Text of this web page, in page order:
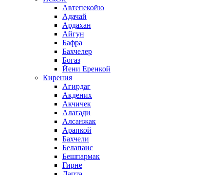
Автепекойю
Адачай
Ардахан
Айгун
Бафра
Бахчелер
Богаз
Йени Еренкой
Кирения
Агирдаг
Акдених
Акчичек
Алагади
Алсанжак
Арапкой
Бахчели
Белапаис
Бешпармак
Гирне